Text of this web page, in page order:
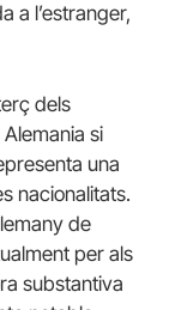
a l’estranger,
dels
si
una
nacionalitats.
de
per als
substantiva